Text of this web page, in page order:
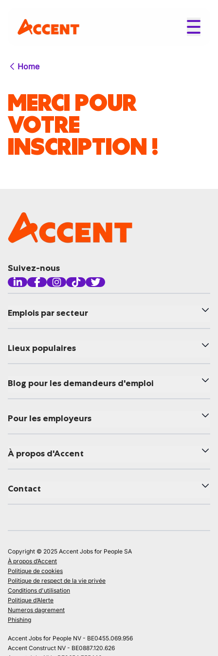
Home
MERCI POUR
VOTRE
INSCRIPTION !
Suivez-nous
Emplois par secteur
Lieux populaires
Blog pour les demandeurs d'emploi
Pour les employeurs
À propos d'Accent
Contact
Copyright © 2025 Accent Jobs for People SA
À propos d’Accent
Politique de cookies
Politique de respect de la vie privée
Conditions d'utilisation
Politique d’Alerte
Numeros dagrement
Phishing
Accent Jobs for People NV - BE0455.069.956
Accent Construct NV - BE0887.120.626